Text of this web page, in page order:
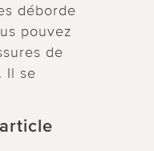
déborde
pouvez
de
Il se